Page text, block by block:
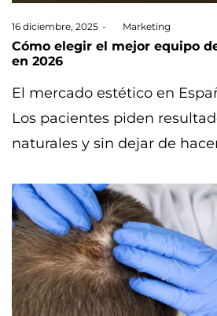
Posted
on
16 diciembre, 2025 Marketing
Cómo elegir el mejor equipo
en 2026
El mercado estético en
Los pacientes piden
naturales y sin dejar de